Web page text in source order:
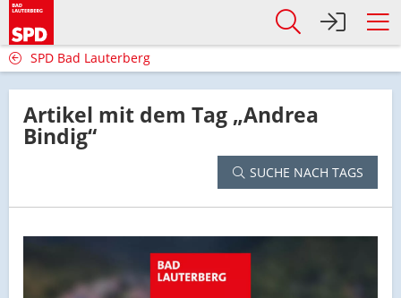
SPD Bad Lauterberg
Artikel mit dem Tag „Andrea
Bindig“
SUCHE NACH TAGS